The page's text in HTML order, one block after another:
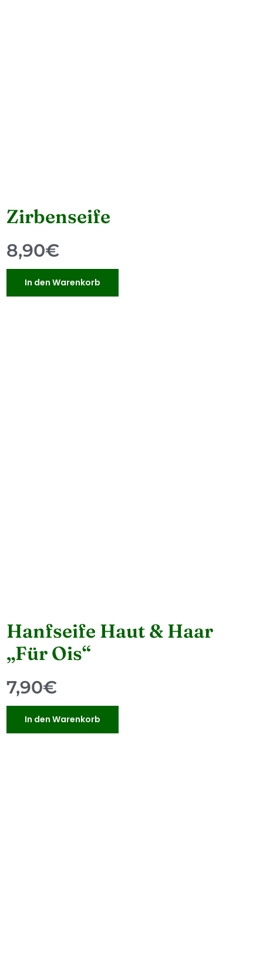
Zirbenseife
8,90€
In den Warenkorb
Hanfseife Haut & Haar
„für Ois“
7,90€
In den Warenkorb